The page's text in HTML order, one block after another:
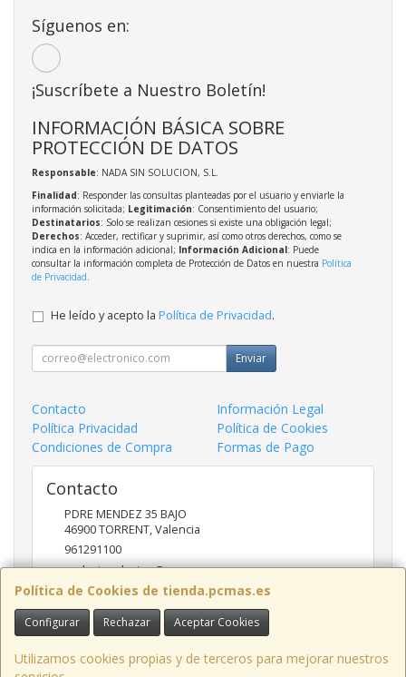
Política de Cookies de tienda.pcmas.es
Configurar Rechazar Aceptar Cookies
Utilizamos cookies propias y de terceros para mejorar nuestros
Síguenos en:
¡Suscríbete a Nuestro Boletín!
INFORMACIÓN BÁSICA SOBRE
PROTECCIÓN DE DATOS
Responsable: NADA SIN SOLUCION, S.L.
Finalidad: Responder las consultas planteadas por el usuario y enviarle la
información solicitada; Legitimación: Consentimiento del usuario;
Destinatarios: Solo se realizan cesiones si existe una obligación legal;
Derechos: Acceder, rectificar y suprimir, así como otros derechos, como se
indica en la información adicional; Información Adicional: Puede
consultar la información completa de Protección de Datos en nuestra Política
de Privacidad.
He leído y acepto la Política de Privacidad.
Enviar
Contacto
Información Legal
Política Privacidad
Política de Cookies
Condiciones de Compra
Formas de Pago
Contacto
PDRE MENDEZ 35 BAJO
46900TORRENT,Valencia
961291100
nadasinsolucion@pcmas.es
Horario
10 -14 17 - 20